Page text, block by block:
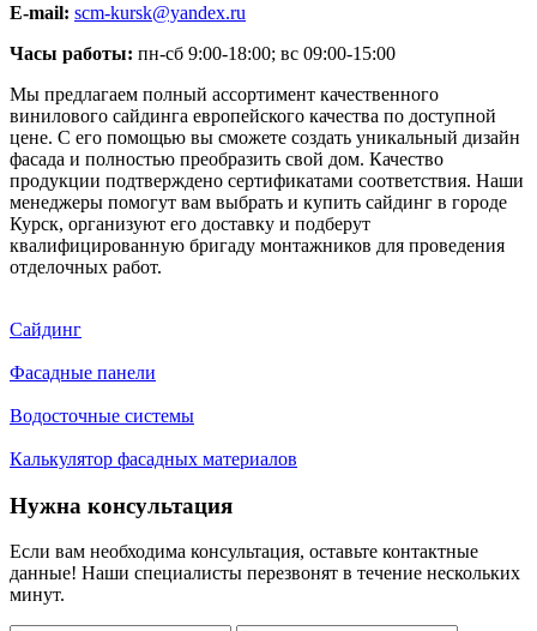
E-mail: scm-kursk@yandex.ru
Часы работы: пн-сб 9:00-18:00; вс 09:00-15:00
Мы предлагаем полный ассортимент качественного
винилового сайдинга европейского качества по доступной
цене. С его помощью вы сможете создать уникальный дизайн
фасада и полностью преобразить свой дом. Качество
продукции подтверждено сертификатами соответствия. Наши
менеджеры помогут вам выбрать и купить сайдинг в городе
Курск, организуют его доставку и подберут
квалифицированную бригаду монтажников для проведения
отделочных работ.
Сайдинг
Фасадные панели
Водосточные системы
Калькулятор фасадных материалов
Нужна консультация
Если вам необходима консультация, оставьте контактные
данные! Наши специалисты перезвонят в течение нескольких
минут.